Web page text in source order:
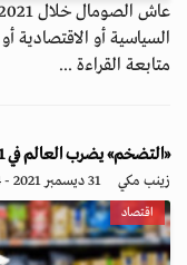
السياسية أو الاقتصادية
متابعة القراءة ...
«التضخم» يضرب العالم في 2021.. وعملات تفقد أكثر من نصف قيمتها
زينب مكي 31 ديسمبر 2021 - 07:24
اقتصاد